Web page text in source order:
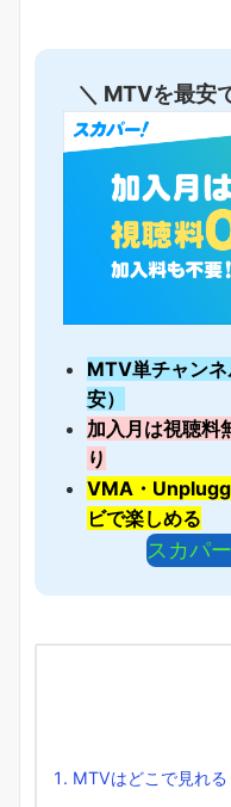
＼ MTVを最安
MTV単チャン
安）
加入月は視聴料
り
VMA・
ビで楽しめる
スカパ
MTVはどこで見れ